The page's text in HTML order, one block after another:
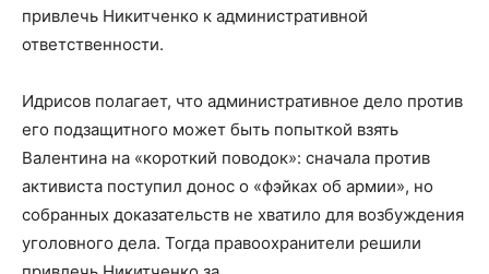
привлечь Никитченко к административной
ответственности.
Идрисов полагает, что административное дело против
его подзащитного может быть попыткой взять
Валентина на «короткий поводок»: сначала против
активиста поступил донос о «фэйках об армии», но
собранных доказательств не хватило для возбуждения
уголовного дела. Тогда правоохранители решили